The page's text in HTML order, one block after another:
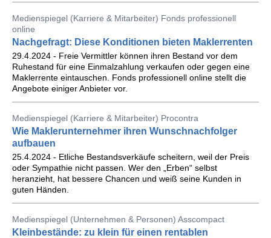
Medienspiegel (Karriere & Mitarbeiter) Fonds professionell
online
Nachgefragt: Diese Konditionen bieten Maklerrenten
29.4.2024 - Freie Vermittler können ihren Bestand vor dem
Ruhestand für eine Einmalzahlung verkaufen oder gegen eine
Maklerrente ­eintauschen. Fonds professionell online stellt die
Angebote einiger Anbieter vor.
Medienspiegel (Karriere & Mitarbeiter) Procontra
Wie Maklerunternehmer ihren Wunschnachfolger
aufbauen
25.4.2024 - Etliche Bestandsverkäufe scheitern, weil der Preis
oder Sympathie nicht passen. Wer den „Erben“ selbst
heranzieht, hat bessere Chancen und weiß seine Kunden in
guten Händen.
Medienspiegel (Unternehmen & Personen) Asscompact
Kleinbestände: zu klein für einen rentablen